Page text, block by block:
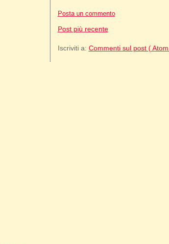
Posta un commento
Post più recente
Iscriviti a: Commenti sul post (